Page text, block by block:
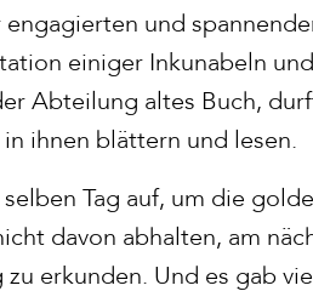
und
einiger Inkunabeln
Abteilung altes Buch,
ihnen blättern und lesen.
Tag auf, um die
davon abhalten, am
erkunden. Und es gab